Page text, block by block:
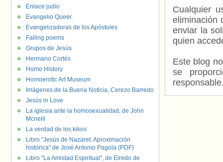
Cualquier
eliminación
enviar la
quien
Este blog
se
Enlace judío
Evangelio Queer.
Evangelizadoras de los Apóstoles
Falling poems
Grupos de Jesús
Hermano Cortés
Homo History
Homoerotic Art Museum
Imágenes de la Buena Noticia, Cerezo Barredo
Jesús in Love
La iglesia ante la homosexualidad, de John
Mcneill
La verdad de los kikos
Libro "Jesús de Nazaret. Aproximación
histórica" de José Antonio Pagola (PDF)
Libro "La Amistad Espiritual", de Elredo de